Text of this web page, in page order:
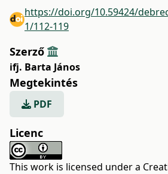
https://doi.org/10.59424/
1/112-119
Szerző
ifj. Barta János
Megtekintés
PDF
Licenc
This work is licensed under a